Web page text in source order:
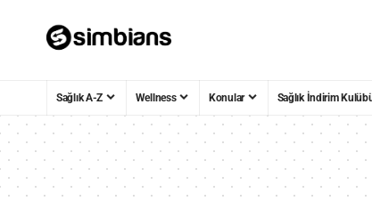
Sağlık A-Z Wellness Konular Sağlık İndirim